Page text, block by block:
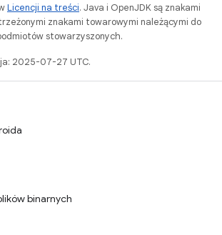
Licencji na treści. Java i OpenJDK są znakami
znakami towarowymi należącymi do
stowarzyszonych.
2025-07-27 UTC.
binarnych